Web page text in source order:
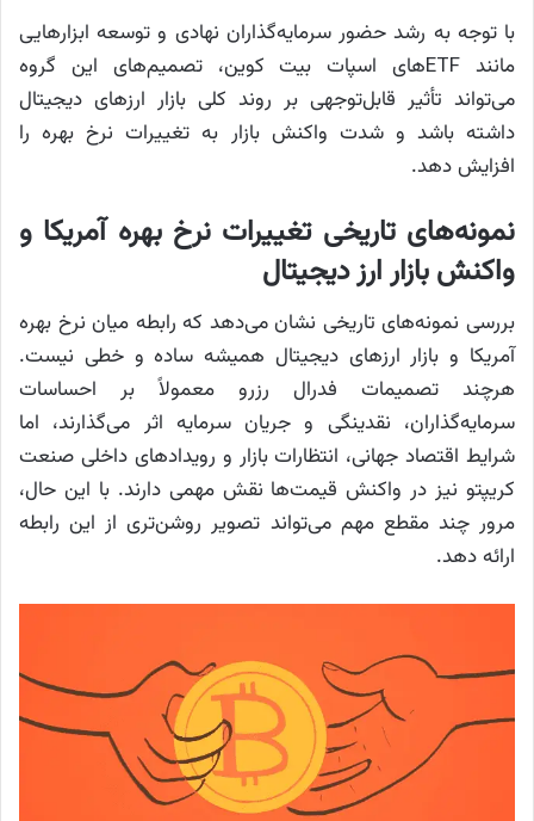
با توجه به رشد حضور سرمایه‌گذاران نهادی و توسعه ابزارهایی
مانند ETFهای اسپات بیت کوین، تصمیم‌های این گروه
می‌تواند تأثیر قابل‌توجهی بر روند کلی بازار ارزهای دیجیتال
داشته باشد و شدت واکنش بازار به تغییرات نرخ بهره را
افزایش دهد.
نمونه‌های تاریخی تغییرات نرخ بهره آمریکا و
واکنش بازار ارز دیجیتال
بررسی نمونه‌های تاریخی نشان می‌دهد که رابطه میان نرخ بهره
آمریکا و بازار ارزهای دیجیتال همیشه ساده و خطی نیست.
هرچند تصمیمات فدرال رزرو معمولاً بر احساسات
سرمایه‌گذاران، نقدینگی و جریان سرمایه اثر می‌گذارند، اما
شرایط اقتصاد جهانی، انتظارات بازار و رویدادهای داخلی صنعت
کریپتو نیز در واکنش قیمت‌ها نقش مهمی دارند. با این حال،
مرور چند مقطع مهم می‌تواند تصویر روشن‌تری از این رابطه
ارائه دهد.